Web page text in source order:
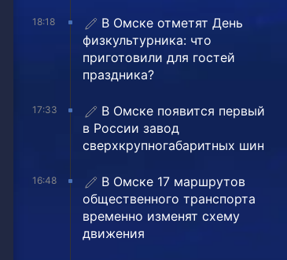
18:18
В Омске отметят День
физкультурника: что
приготовили для гостей
праздника?
17:33
В Омске появится первый
в России завод
сверхкрупногабаритных шин
16:48
В Омске 17 маршрутов
общественного транспорта
временно изменят схему
движения